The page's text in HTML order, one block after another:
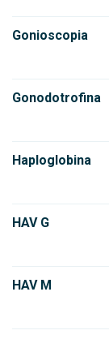
Gonioscopia
Gonodotrofina
Haploglobina
HAV G
HAV M